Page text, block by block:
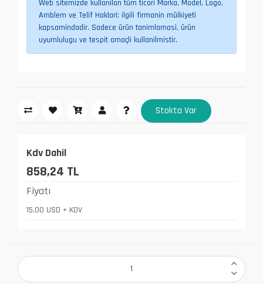
Web sitemizde kullanilan tüm ticari Marka, Model, Logo,
Amblem ve Telif Haklari; ilgili firmanin mülkiyeti
kapsamindadir. Sadece ürün tanimlamasi, ürün
uyumlulugu ve tespit amaçli kullanilmistir.
Stokta Var
Kdv Dahil
858,24 TL
Fiyatı
15,00 USD + KDV